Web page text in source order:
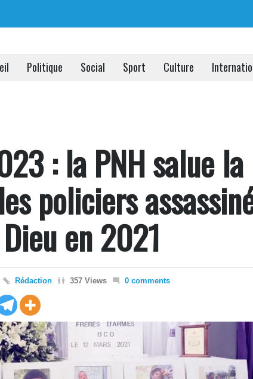
Politique Social Sport Culture
: la PNH salue la
policiers
en 2021
Rédaction 357 Views 0 comments